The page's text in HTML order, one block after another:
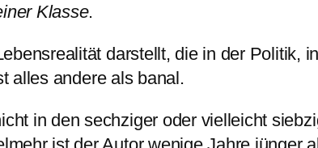
Klasse.
darstellt, die in der Politik,
alles andere als banal.
in den sechziger oder vielleicht